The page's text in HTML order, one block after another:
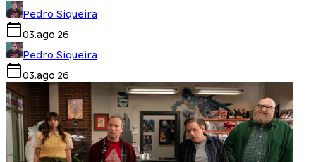
Pedro Siqueira
03.ago.26
Pedro Siqueira
03.ago.26